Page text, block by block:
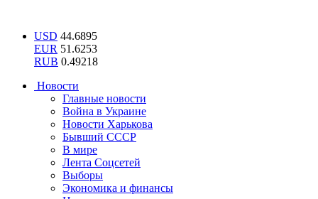
USD 44.6895
EUR 51.6253
RUB 0.49218
Новости
Главные новости
Война в Украине
Новости Харькова
Бывший СССР
В мире
Лента Соцсетей
Выборы
Экономика и финансы